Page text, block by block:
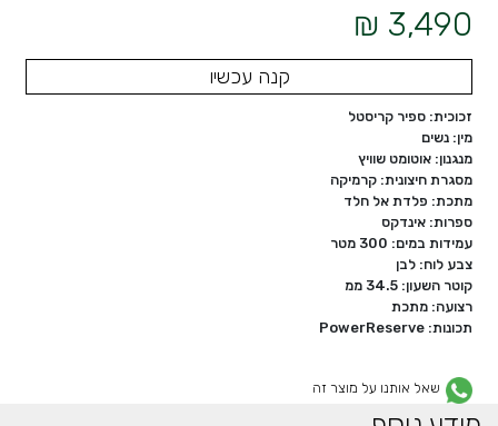
3,490 ₪
קנה עכשיו
זכוכית: ספיר קריסטל
מין: נשים
מנגנון: אוטומט שוויץ
מסגרת חיצונית: קרמיקה
מתכת: פלדת אל חלד
ספרות: אינדקס
עמידות במים: 300 מטר
צבע לוח: לבן
קוטר השעון: 34.5 ממ
רצועה: מתכת
תכונות: PowerReserve
שאל אותנו על מוצר זה